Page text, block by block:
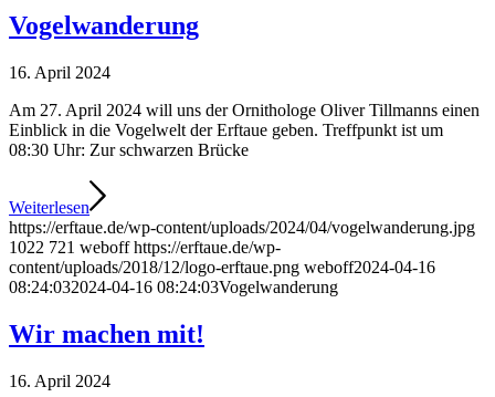
Vogelwanderung
16. April 2024
Am 27. April 2024 will uns der Ornithologe Oliver Tillmanns einen
Einblick in die Vogelwelt der Erftaue geben. Treffpunkt ist um
08:30 Uhr: Zur schwarzen Brücke
Weiterlesen
https://erftaue.de/wp-content/uploads/2024/04/vogelwanderung.jpg
1022 721 weboff https://erftaue.de/wp-
content/uploads/2018/12/logo-erftaue.png weboff2024-04-16
08:24:032024-04-16 08:24:03Vogelwanderung
Wir machen mit!
16. April 2024